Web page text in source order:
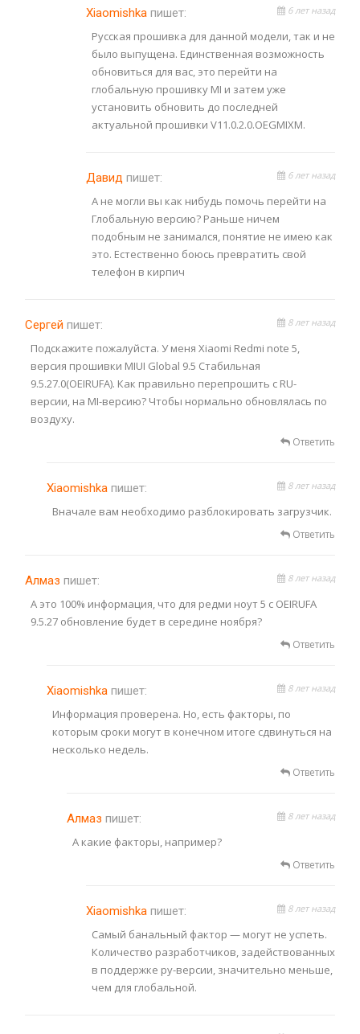
Xiaomishka пишет: 6 лет назад
Русская прошивка для данной модели, так и не
было выпущена. Единственная возможность
обновиться для вас, это перейти на
глобальную прошивку MI и затем уже
установить обновить до последней
актуальной прошивки V11.0.2.0.OEGMIXM.
Давид пишет: 6 лет назад
А не могли вы как нибудь помочь перейти на
Глобальную версию? Раньше ничем
подобным не занимался, понятие не имею как
это. Естественно боюсь превратить свой
телефон в кирпич
Сергей пишет: 8 лет назад
Подскажите пожалуйста. У меня Xiaomi Redmi note 5,
версия прошивки MIUI Global 9.5 Стабильная
9.5.27.0(OEIRUFA). Как правильно перепрошить с RU-
версии, на MI-версию? Чтобы нормально обновлялась по
воздуху.
Ответить
Xiaomishkaпишет: 8 лет назад
Вначале вам необходимо разблокировать загрузчик.
Ответить
Алмаз пишет: 8 лет назад
А это 100% информация, что для редми ноут 5 с OEIRUFA
9.5.27 обновление будет в середине ноября?
Ответить
Xiaomishkaпишет: 8 лет назад
Информация проверена. Но, есть факторы, по
которым сроки могут в конечном итоге сдвинуться на
несколько недель.
Ответить
Алмазпишет: 8 лет назад
А какие факторы, например?
Ответить
Xiaomishka пишет: 8 лет назад
Самый банальный фактор — могут не успеть.
Количество разработчиков, задействованных
в поддержке ру-версии, значительно меньше,
чем для глобальной.